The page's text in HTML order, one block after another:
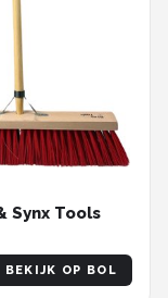
Synx Tools
Steel - 160
haren
BEKIJK OP BOL